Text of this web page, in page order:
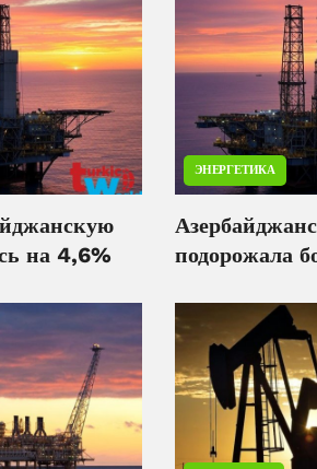
на 4,6%
ЭНЕРГЕТИКА
подорожала